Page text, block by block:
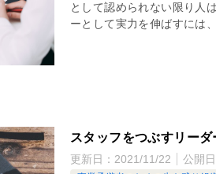
として認められない限り人
ーとして実力を伸ばすには、
スタッフをつぶすリー
更新日： 2021/11/22 公開日